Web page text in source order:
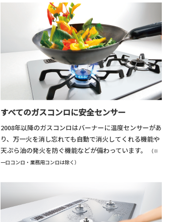
すべてのガスコンロに安全センサー
2008年以降のガスコンロはバーナーに温度センサーがあ
り、万一火を消し忘れても自動で消火してくれる機能や
天ぷら油の発火を防ぐ機能などが備わっています。
（※
一口コンロ・業務用コンロは除く）